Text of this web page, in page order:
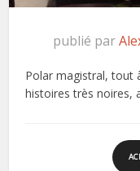
publié par
Polar magistral, tout
histoires très noires,